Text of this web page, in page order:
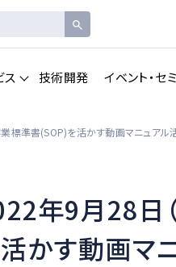
ス 技術開発 イベント・セ
映像
標準書(SOP)を活かす動画マニュア
年9月28日
かす動画マ